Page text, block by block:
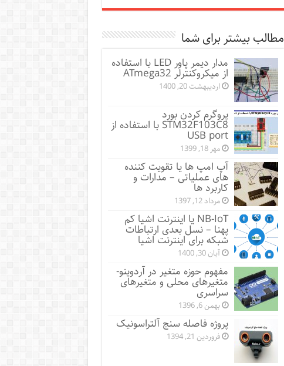
مطالب بیشتر برای شما
مدار دیمر پاور LED با استفاده
از میکروکنترلر ATmega32
اردیبهشت 20, 1400
پروگرم کردن بورد
STM32F103C8 با استفاده از
USB port
مهر 18, 1399
آپ امپ ها یا تقویت کننده
های عملیاتی – مدارات و
کاربرد ها
مرداد 12, 1397
NB-IoT یا اینترنت اشیا کم
پهنا – نسل بعدی ارتباطات
شبکه برای اینترنت اشیا
آبان 30, 1400
مفهوم حوزه متغیر در آردوینو-
متغیرهای محلی و متغیرهای
سراسری
بهمن 6, 1396
پروژه فاصله سنج آلتراسونیک
فروردین 21, 1394